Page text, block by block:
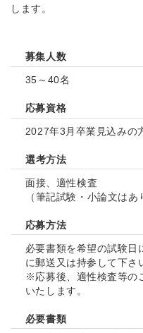
します。
募集人数
35～40名
応募資格
2027年3月卒業見込みの
選考方法
面接、適性検査
（筆記試験・ 小論文はあ
応募方法
必要書類を希望の試験日
に郵送又は持参して下さ
※応募後、適性検査等の
いたします。
必要書類